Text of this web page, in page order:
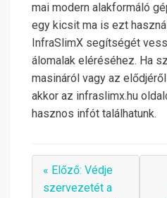
mai modern alakformáló
egy kicsit ma is ezt
InfraSlimX segítségét
álomalak eléréséhez. Ha
masináról vagy az
akkor az infraslimx.hu
hasznos infót találhatunk.
« Előző: Védje
szervezetét a